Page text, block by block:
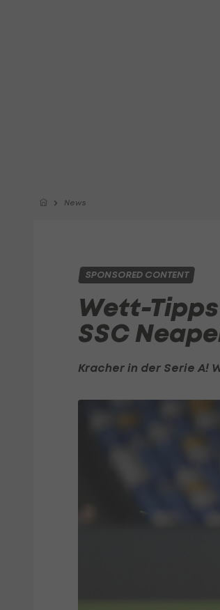
News
SPONSORED CONTENT
Wett-
SSC
Kracher in der Serie A!